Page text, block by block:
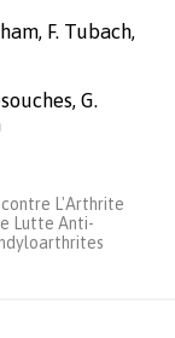
F. Tubach,
G.
L'Arthrite
Lutte Anti-